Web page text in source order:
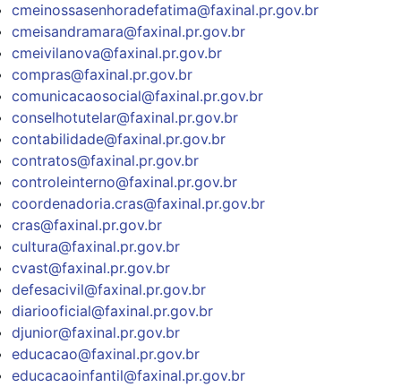
cmeinossasenhoradefatima@faxinal.pr.gov.br
cmeisandramara@faxinal.pr.gov.br
cmeivilanova@faxinal.pr.gov.br
compras@faxinal.pr.gov.br
comunicacaosocial@faxinal.pr.gov.br
conselhotutelar@faxinal.pr.gov.br
contabilidade@faxinal.pr.gov.br
contratos@faxinal.pr.gov.br
controleinterno@faxinal.pr.gov.br
coordenadoria.cras@faxinal.pr.gov.br
cras@faxinal.pr.gov.br
cultura@faxinal.pr.gov.br
cvast@faxinal.pr.gov.br
defesacivil@faxinal.pr.gov.br
diariooficial@faxinal.pr.gov.br
djunior@faxinal.pr.gov.br
educacao@faxinal.pr.gov.br
educacaoinfantil@faxinal.pr.gov.br